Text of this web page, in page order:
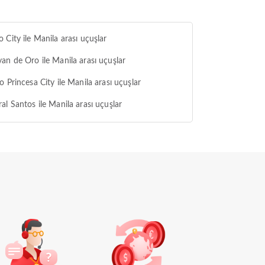
City ile Manila arası uçuşlar
de Oro ile Manila arası uçuşlar
Princesa City ile Manila arası uçuşlar
Santos ile Manila arası uçuşlar